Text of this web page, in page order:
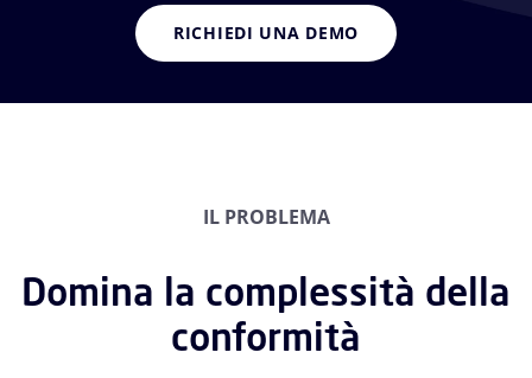
RICHIEDI UNA DEMO
IL PROBLEMA
Domina la complessità della
conformità